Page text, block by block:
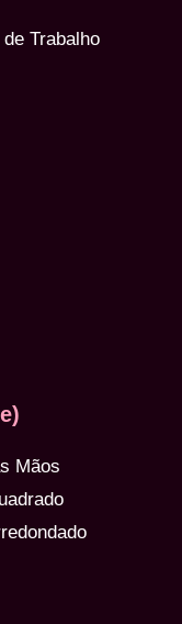
Trabalho
Mãos